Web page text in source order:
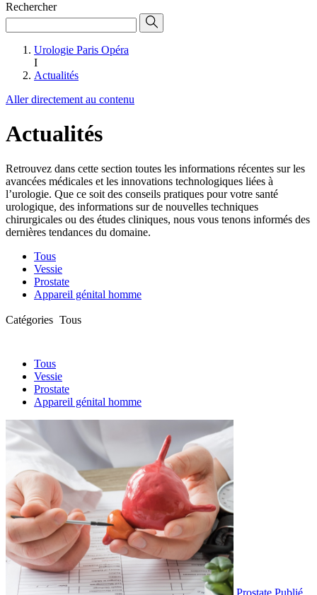
Rechercher
Urologie Paris Opéra
I
Actualités
Aller directement au contenu
Actualités
Retrouvez dans cette section toutes les informations récentes sur les
avancées médicales et les innovations technologiques liées à
l’urologie. Que ce soit des conseils pratiques pour votre santé
urologique, des informations sur de nouvelles techniques
chirurgicales ou des études cliniques, nous vous tenons informés des
dernières tendances du domaine.
Tous
Vessie
Prostate
Appareil génital homme
Catégories Tous
Tous
Vessie
Prostate
Appareil génital homme
Prostate Publié